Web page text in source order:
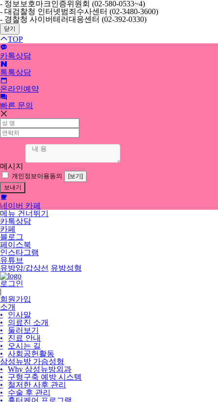
- 정보보호마크인증위원회 (02-580-0533~4)
- 대검찰청 인터넷범죄수사센터 (02-3480-3600)
- 경찰청 사이버테러대응센터 (02-392-0330)
닫기
TOP
카톡상담
톡톡상담
온라인예약
빠른 문의
메시지
개인정보이용동의 [보기]
네이버 카페
메뉴 건너뛰기
카톡상담
카페
블로그
페이스북
인스타그램
유튜브
유방암/갑상선 유방성형
로그인
|
회원가입
소개
•
인사말
•
의료진 소개
•
둘러보기
•
진료 안내
•
오시는 길
•
사회공헌활동
삼성뉴방 가슴성형
•
Why 삼성뉴방외과
•
구형구축 예방 시스템
•
철저한 사후 관리
•
수술 후 관리
•
흉터케어 프로그램